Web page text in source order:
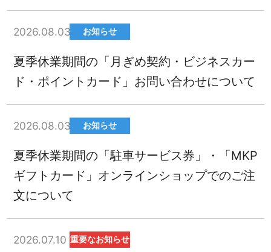
2026.08.03 お知らせ
夏季休業期間の「月ぎめ契約・ビジネスカー
ド・ポイントカード」お問い合わせについて
2026.08.03 お知らせ
夏季休業期間の「駐車サービス券」・「MKP
ギフトカード」オンラインショップでのご注
文について
2026.07.10 重要なお知らせ